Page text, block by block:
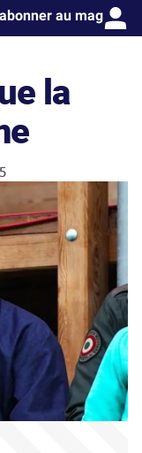
au mag
la
5